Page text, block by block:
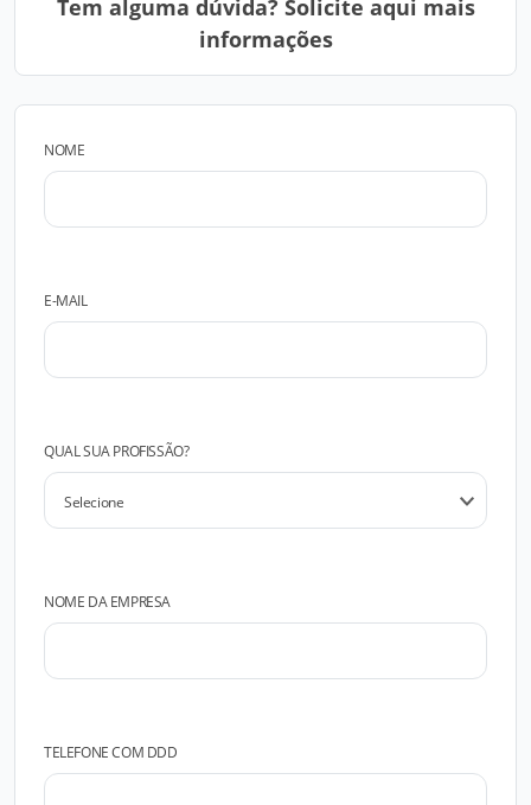
Tem alguma dúvida? Solicite aqui mais
informações
NOME
E-MAIL
QUAL SUA PROFISSÃO?
NOME DA EMPRESA
TELEFONE COM DDD